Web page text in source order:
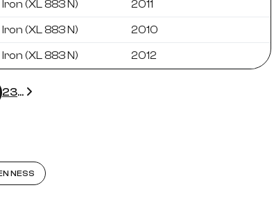
Iron (XL 883 N) 2011
Iron (XL 883 N) 2010
Iron (XL 883 N) 2012
23...Suivant
NESS